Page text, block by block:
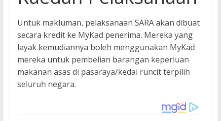
Untuk makluman, pelaksanaan SARA akan dibuat
secara kredit ke MyKad penerima. Mereka yang
layak kemudiannya boleh menggunakan MyKad
mereka untuk pembelian barangan keperluan
makanan asas di pasaraya/kedai runcit terpilih
seluruh negara.